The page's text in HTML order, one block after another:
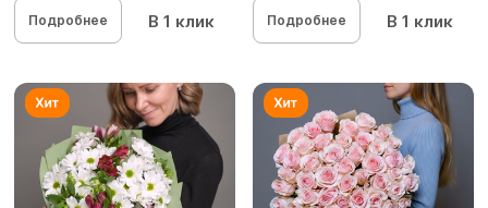
Подробнее В 1 клик Подробнее В 1 клик